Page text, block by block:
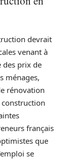
devrait
venant à
des prix de
ménages,
rénovation
construction
français
que
se